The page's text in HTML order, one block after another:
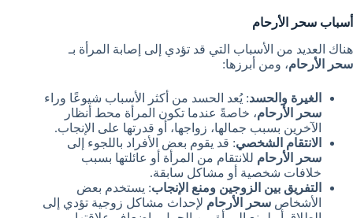
أسباب سحر الأرحام
هناك العديد من الأسباب التي قد تؤدي إلى إصابة المرأة بـ
سحر الأرحام، ومن أبرزها:
الغيرة والحسد: يُعد الحسد من أكثر الأسباب شيوعًا وراء
سحر الأرحام، خاصةً عندما تكون المرأة محط أنظار
الآخرين بسبب جمالها، زواجها، أو قدرتها على الإنجاب.
الانتقام الشخصي: قد يقوم بعض الأفراد باللجوء إلى
سحر الأرحام للانتقام من المرأة أو عائلتها بسبب
خلافات شخصية أو مشاكل سابقة.
التفريق بين الزوجين ومنع الإنجاب: يستخدم بعض
الأشخاص سحر الأرحام لإحداث مشاكل زوجية تؤدي إلى